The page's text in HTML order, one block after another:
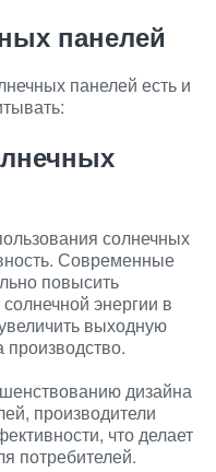
панелей
панелей есть и
солнечных
Современные
повысить
энергии в
выходную
производство.
дизайна
производители
что делает
потребителей.